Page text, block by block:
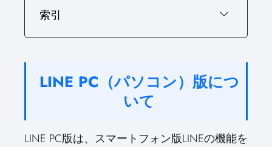
索引
LINE PC（パソコン）版につ
いて
LINE PC版は、スマートフォン版LINEの機能を